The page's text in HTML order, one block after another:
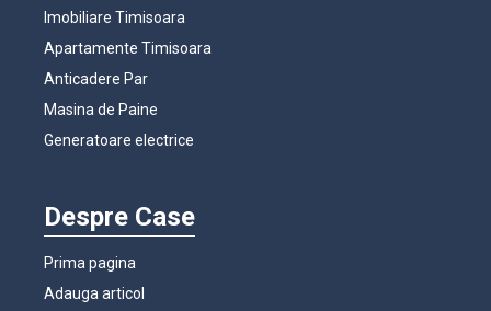
Imobiliare Timisoara
Apartamente Timisoara
Anticadere Par
Masina de Paine
Generatoare electrice
Despre Case
Prima pagina
Adauga articol